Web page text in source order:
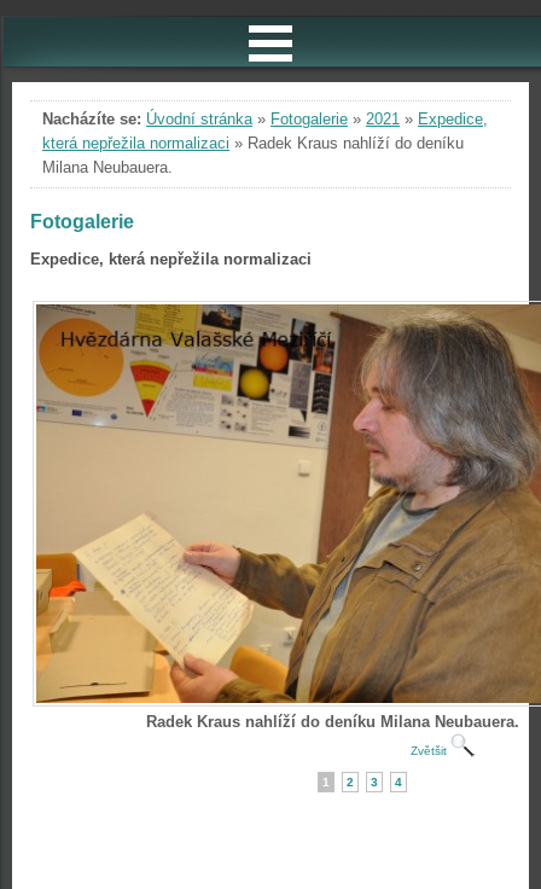
Nacházíte se: Úvodní stránka» Fotogalerie » 2021 » Expedice,
která nepřežila normalizaci » Radek Kraus nahlíží do deníku
Milana Neubauera.
Fotogalerie
Expedice, která nepřežila normalizaci
Radek Kraus nahlíží do deníku Milana Neubauera.
Zvětšit
1 2 3 4